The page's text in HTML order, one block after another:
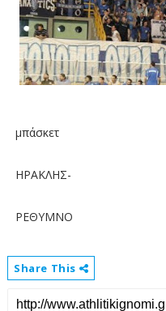
μπάσκετ
ΗΡΑΚΛΗΣ-
ΡΕΘΥΜΝΟ
Share This